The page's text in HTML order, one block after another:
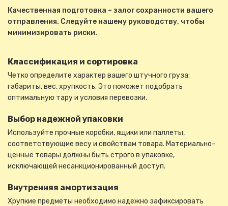
Качественная подготовка – залог сохранности вашего
отправления. Следуйте нашему руководству, чтобы
минимизировать риски.
Классификация и сортировка
Четко определите характер вашего штучного груза:
габариты, вес, хрупкость. Это поможет подобрать
оптимальную тару и условия перевозки.
Выбор надежной упаковки
Используйте прочные коробки, ящики или паллеты,
соответствующие весу и свойствам товара. Материально-
ценные товары должны быть строго в упаковке,
исключающей несанкционированный доступ.
Внутренняя амортизация
Хрупкие предметы необходимо надежно зафиксировать